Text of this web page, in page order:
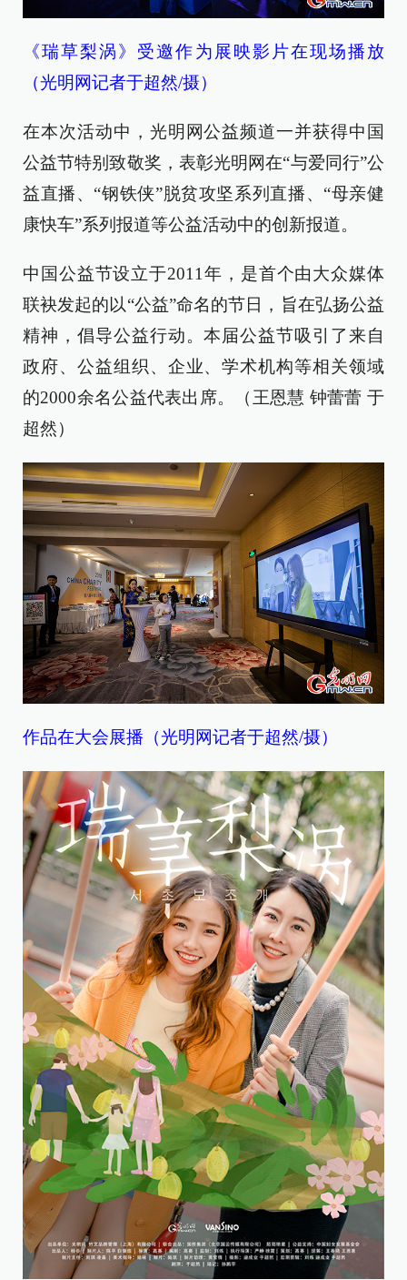
《瑞草梨涡》受邀作为展映影片在现场播放
（光明网记者于超然/摄）
在本次活动中，光明网公益频道一并获得中国
公益节特别致敬奖，表彰光明网在“与爱同行”公
益直播、“钢铁侠”脱贫攻坚系列直播、“母亲健
康快车”系列报道等公益活动中的创新报道。
中国公益节设立于2011年，是首个由大众媒体
联袂发起的以“公益”命名的节日，旨在弘扬公益
精神，倡导公益行动。本届公益节吸引了来自
政府、公益组织、企业、学术机构等相关领域
的2000余名公益代表出席。（王恩慧 钟蕾蕾 于
超然）
作品在大会展播 （光明网记者于超然/摄）